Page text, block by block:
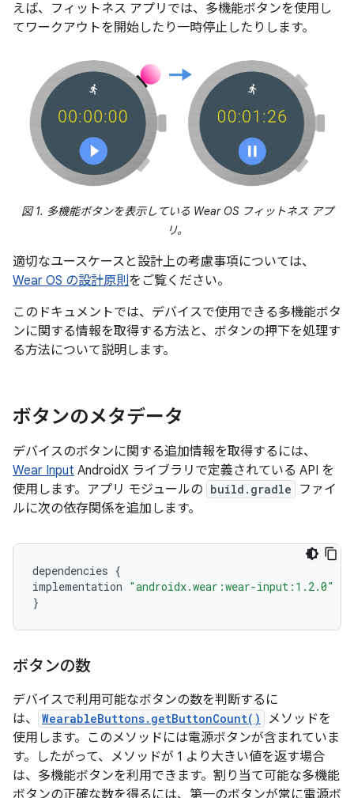
えば、フィットネス アプリでは、多機能ボタンを使用し
てワークアウトを開始したり一時停止したりします。
図 1. 多機能ボタンを表示している Wear OS フィットネス アプ
リ。
適切なユースケースと設計上の考慮事項については、
Wear OS の設計原則をご覧ください。
このドキュメントでは、デバイスで使用できる多機能ボタ
ンに関する情報を取得する方法と、ボタンの押下を処理す
る方法について説明します。
ボタンのメタデータ
デバイスのボタンに関する追加情報を取得するには、
Wear Input AndroidX ライブラリで定義されている API を
使用します。アプリ モジュールの build.gradle
ファイ
ルに次の依存関係を追加します。
dependencies {
implementation "androidx.wear:wear-input:1.2.0"
}
ボタンの数
デバイスで利用可能なボタンの数を判断するに
は、
WearableButtons.getButtonCount()
メソッドを
使用します。このメソッドには電源ボタンが含まれていま
す。したがって、メソッドが 1 より大きい値を返す場合
は、多機能ボタンを利用できます。割り当て可能な多機能
ボタンの正確な数を得るには、第一のボタンが常に電源ボ